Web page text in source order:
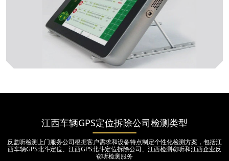
江西车辆GPS定位拆除公司检测类型
反监听检测上门服务公司根据客户需求和设备特点制定个性化检测方案，包括江
西车辆GPS北斗定位、江西GPS北斗定位拆除公司、江西检测窃听和江西企业反
窃听检测服务